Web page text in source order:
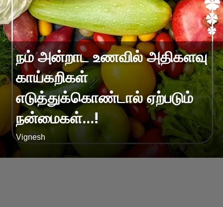
நம் அன்றாட உணவில் அதிகளவு
காய்கறிகள்
எடுத்துக்கொண்டால் ஏற்படும்
நன்மைகள்...!
Vignesh